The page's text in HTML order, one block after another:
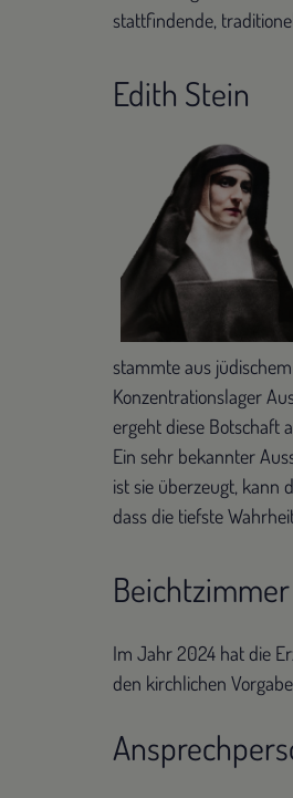
stattfindende,
Edith Stein
stammte aus
Konzentrationslager
ergeht diese Botschaft
Ein sehr bekannter
ist sie überzeugt, kann
dass die tiefste
Beichtzimmer
Im Jahr 2024 hat die
den kirchlichen